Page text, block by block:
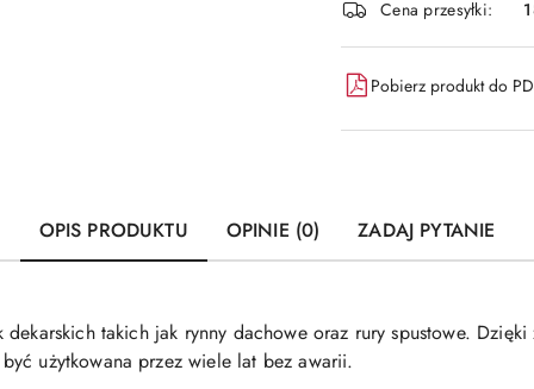
dostawa
Cena przesyłki:
Pobierz produkt do
OPIS PRODUKTU OPINIE (0) ZADAJ PYTANIE
takich jak rynny dachowe oraz rury spustowe. Dzięki
użytkowana przez wiele lat bez awarii.